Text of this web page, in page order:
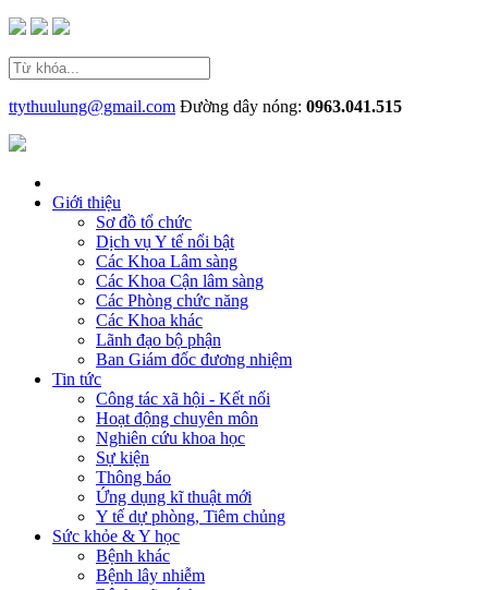
ttythuulung@gmail.com Đường dây nóng: 0963.041.515
Giới thiệu
Sơ đồ tổ chức
Dịch vụ Y tế nổi bật
Các Khoa Lâm sàng
Các Khoa Cận lâm sàng
Các Phòng chức năng
Các Khoa khác
Lãnh đạo bộ phận
Ban Giám đốc đương nhiệm
Tin tức
Công tác xã hội - Kết nối
Hoạt động chuyên môn
Nghiên cứu khoa học
Sự kiện
Thông báo
Ứng dụng kĩ thuật mới
Y tế dự phòng, Tiêm chủng
Sức khỏe & Y học
Bệnh khác
Bệnh lây nhiễm